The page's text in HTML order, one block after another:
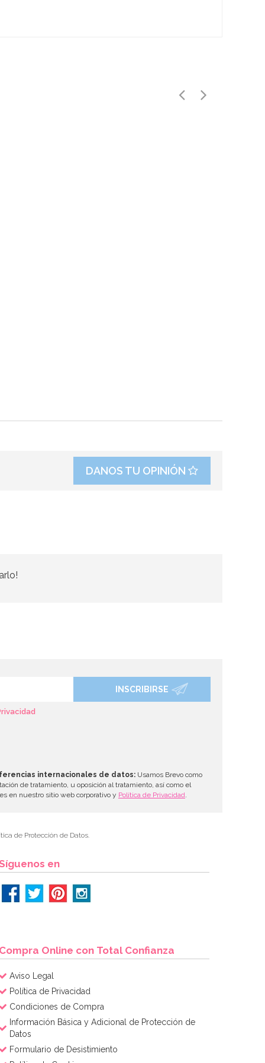
DANOS TU OPINIÓN
INSCRIBIRSE
internacionales de datos: Usamos Brevo como
de tratamiento, u oposición al tratamiento, así como el
en nuestro sitio web corporativo y Política de Privacidad
de Protección de Datos.
en
Compra Online con Total Confianza
Aviso Legal
Política de Privacidad
Condiciones de Compra
Información Básica y Adicional de Protección de
Datos
Formulario de Desistimiento